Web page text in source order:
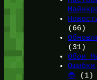
(66)
(31)
Обои
🐞(1)